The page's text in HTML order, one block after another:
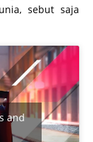
sebut saja
and